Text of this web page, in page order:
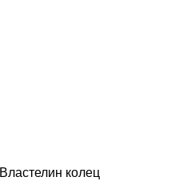
Властелин колец